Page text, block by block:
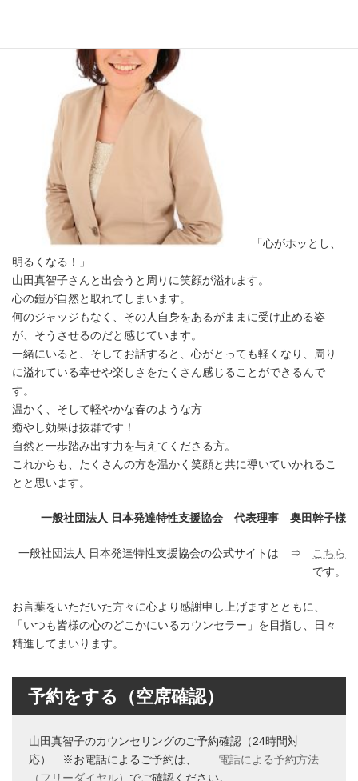
「心がホッとし、
明るくなる！」
山田真智子さんと出会うと周りに笑顔が溢れます。
心の鎧が自然と取れてしまいます。
何のジャッジもなく、その人自身をあるがままに受け止める姿
が、そうさせるのだと感じています。
一緒にいると、そしてお話すると、心がとっても軽くなり、周り
に溢れている幸せや楽しさをたくさん感じることができるんで
す。
温かく、そして軽やかな春のような方
癒やし効果は抜群です！
自然と一歩踏み出す力を与えてくださる方。
これからも、たくさんの方を温かく笑顔と共に導いていかれるこ
とと思います。
一般社団法人 日本発達特性支援協会 代表理事 奥田幹子様
一般社団法人 日本発達特性支援協会の公式サイトは ⇒
こちら
です。
お言葉をいただいた方々に心より感謝申し上げますとともに、
「いつも皆様の心のどこかにいるカウンセラー」を目指し、日々
精進してまいります。
予約をする（空席確認）
山田真智子のカウンセリングのご予約確認（24時間対
応） ※お電話によるご予約は、
電話による予約方法
（フリーダイヤル） でご確認ください。